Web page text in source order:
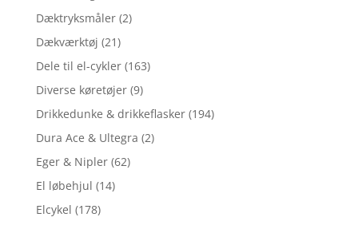
Dæktryksmåler (2)
Dækværktøj (21)
Dele til el-cykler (163)
Diverse køretøjer (9)
Drikkedunke & drikkeflasker (194)
Dura Ace & Ultegra (2)
Eger & Nipler (62)
El løbehjul (14)
Elcykel (178)